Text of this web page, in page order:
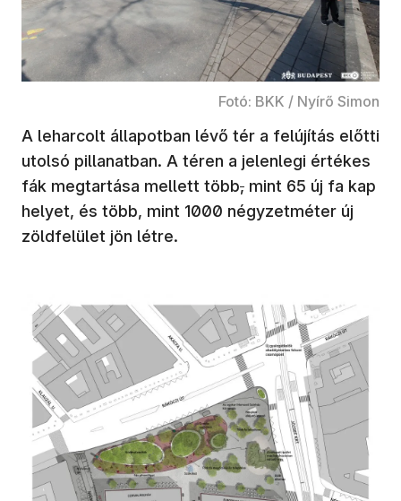
Fotó: BKK / Nyírő Simon
A leharcolt állapotban lévő tér a felújítás előtti
utolsó pillanatban. A téren a jelenlegi értékes
fák megtartása mellett több, mint 65 új fa kap
helyet, és több, mint 1000 négyzetméter új
zöldfelület jön létre.